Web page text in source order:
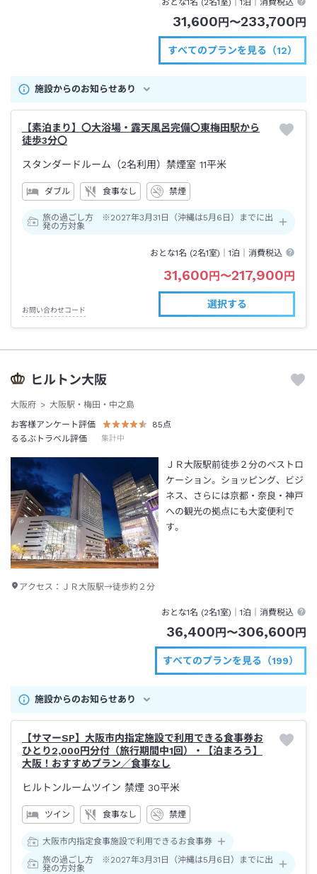
31,600円〜233,700円
すべてのプランを見る（12）
施設からのお知らせあり
【素泊まり】〇大浴場・露天風呂完備〇東梅田駅から
徒歩3分〇
スタンダードルーム（2名利用）禁煙室 11平米
ダブル 食事なし 禁煙
旅の過ごし方 ※2027年3月31日（沖縄は5月6日）までに出
発の方対象
おとな1名 (2名1室)｜1泊 ｜消費税込
31,600円〜217,900円
お問い合わせコード
選択する
ヒルトン大阪
大阪府
大阪駅・梅田・中之島
お客様アンケート評価
85点
るるぶトラベル評価
集計中
ＪＲ大阪駅前徒歩２分のベストロ
ケーション。ショッピング、ビジ
ネス、さらには京都・奈良・神戸
への観光の拠点にも大変便利で
す。
アクセス： ＪＲ大阪駅→徒歩約２分
おとな1名 (2名1室)｜1泊 ｜消費税込
36,400円〜306,600円
すべてのプランを見る（199）
施設からのお知らせあり
【サマーSP】大阪市内指定施設で利用できる食事券お
ひとり2,000円分付（旅行期間中1回）・【泊まろう】
大阪！おすすめプラン／食事なし
ヒルトンルームツイン 禁煙 30平米
ツイン 食事なし 禁煙
大阪市内指定食事施設で利用できるお食事券
旅の過ごし方 ※2027年3月31日（沖縄は5月6日）までに出
発の方対象